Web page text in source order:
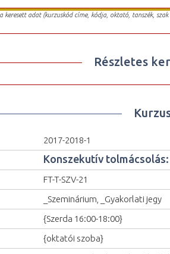
keresett adat (kurzuskód címe, kódja, oktató, tanszék,
Részletes
2017-2018-1
Konszekutív
FT-T-SZV-21
_Szeminárium, _Gyakorlati jegy
{Szerda 16:00-18:00}
{oktatói szoba}